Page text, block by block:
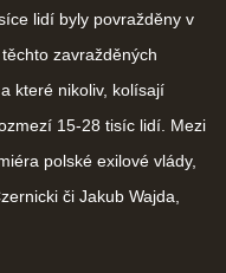
lidí byly povražděny v
zavražděných
které nikoliv, kolísají
15-28 tisíc lidí. Mezi
polské exilové vlády,
či Jakub Wajda,